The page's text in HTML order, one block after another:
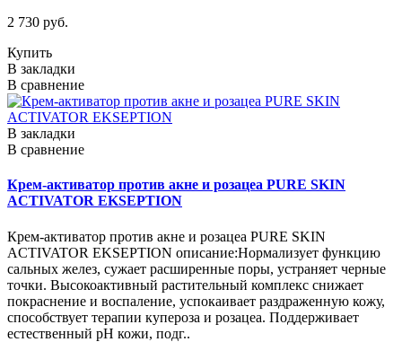
2 730 руб.
Купить
В закладки
В сравнение
В закладки
В сравнение
Крем-активатор против акне и розацеа PURE SKIN
ACTIVATOR EKSEPTION
Крем-активатор против акне и розацеа PURE SKIN
ACTIVATOR EKSEPTION описание:Нормализует функцию
сальных желез, сужает расширенные поры, устраняет черные
точки. Высокоактивный растительный комплекс снижает
покраснение и воспаление, успокаивает раздраженную кожу,
способствует терапии купероза и розацеа. Поддерживает
естественный pH кожи, подг..